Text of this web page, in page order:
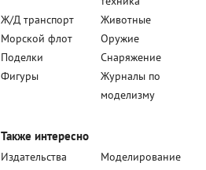
Ж/Д транспорт
Животные
Морской флот
Оружие
Поделки
Снаряжение
Фигуры
Журналы по
моделизму
Также интересно
Издательства
Моделирование